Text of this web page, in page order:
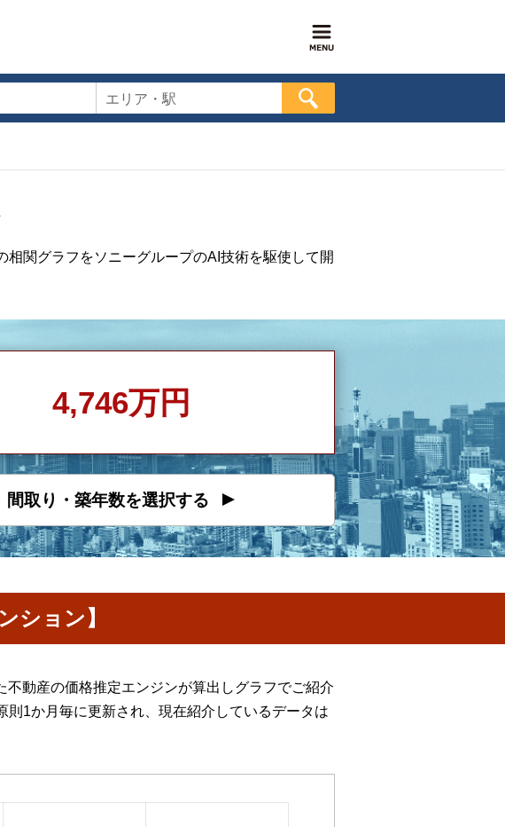
エリア・駅
関グラフをソニーグループのAI技術を駆使して開
4,746万円
間取り・築年数を選択する
ション】
動産の価格推定エンジンが算出しグラフでご紹介
1か月毎に更新され、現在紹介しているデータは